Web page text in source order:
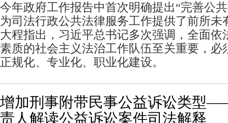
今年政府工作报告中首次明确提出“完善公
为司法行政公共法律服务工作提供了前所未
大程指出，习近平总书记多次强调，全面依
素质的社会主义法治工作队伍至关重要，必
正规化、专业化、职业化建设。
增加刑事附带民事公益诉讼类型
责人解读公益诉讼案件司法解释